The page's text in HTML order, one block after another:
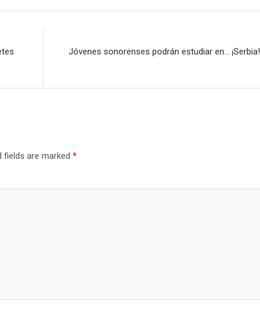
Jóvenes sonorenses podrán estudiar en… ¡Serbia!
fields are marked *